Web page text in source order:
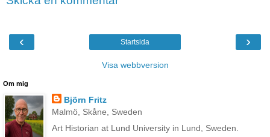
‹ ›
Startsida
Visa webbversion
Om mig
Björn Fritz
Malmö, Skåne, Sweden
Art Historian at Lund University in Lund, Sweden.